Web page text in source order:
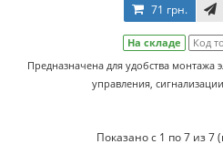
71 грн.
На складе Код
Предназначена для удобства монтажа
управления,
Показано с 1 по 7 из 7